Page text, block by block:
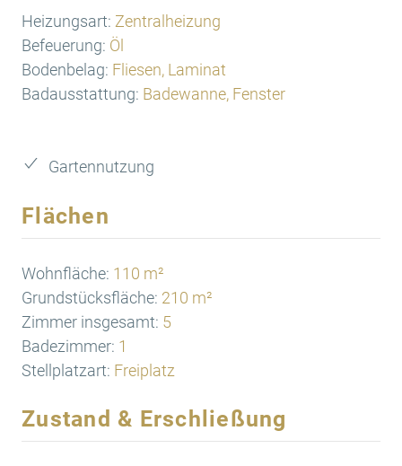
Heizungsart: Zentralheizung
Befeuerung: Öl
Bodenbelag: Fliesen, Laminat
Badausstattung: Badewanne, Fenster
Gartennutzung
Flächen
Wohnfläche: 110 m²
Grundstücksfläche: 210 m²
Zimmer insgesamt: 5
Badezimmer: 1
Stellplatzart: Freiplatz
Zustand & Erschließung